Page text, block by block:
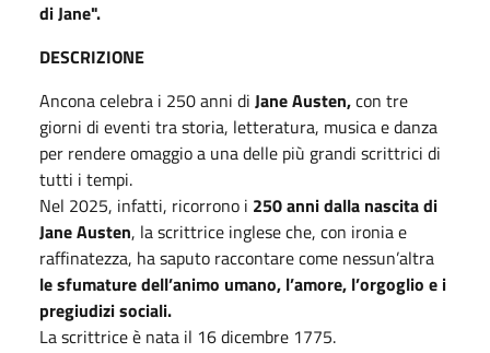
di Jane".
DESCRIZIONE
Ancona celebra i 250 anni di Jane Austen,con tre
giorni di eventi tra storia, letteratura, musica e danza
per rendere omaggio a una delle più grandi scrittrici di
tutti i tempi.
Nel 2025, infatti, ricorrono i 250 anni dalla nascita di
Jane Austen, la scrittrice inglese che, con ironia e
raffinatezza, ha saputo raccontare come nessun’altra
le sfumature dell’animo umano, l’amore, l’orgoglio e i
pregiudizi sociali.
La scrittrice è nata il 16 dicembre 1775.